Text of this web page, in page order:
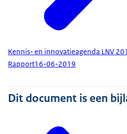
Kennis- en innovatieagenda LNV
Rapport16-06-2019
Dit document is een